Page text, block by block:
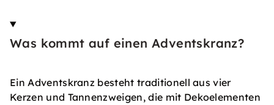
Was kommt auf einen Adventskranz?
Ein Adventskranz besteht traditionell aus vier
Kerzen und Tannenzweigen, die mit Dekoelementen